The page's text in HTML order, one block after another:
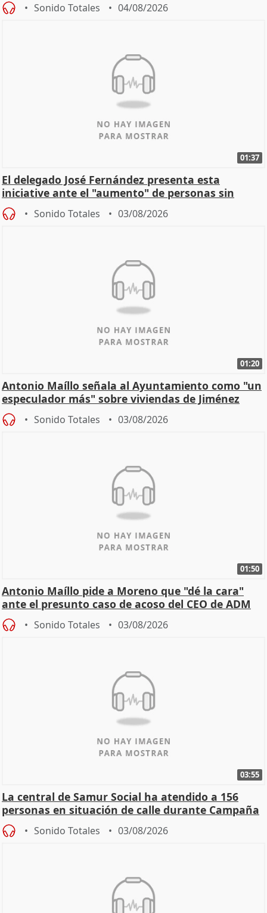
Sonido Totales 04/08/2026
01:37
El delegado José Fernández presenta esta
iniciative ante el "aumento" de personas sin
hogar en Madri
Sonido Totales 03/08/2026
01:20
Antonio Maíllo señala al Ayuntamiento como "un
especulador más" sobre viviendas de Jiménez
Becerril
Sonido Totales 03/08/2026
01:50
Antonio Maíllo pide a Moreno que "dé la cara"
ante el presunto caso de acoso del CEO de ADM
Sonido Totales 03/08/2026
03:55
La central de Samur Social ha atendido a 156
personas en situación de calle durante Campaña
de Calor
Sonido Totales 03/08/2026